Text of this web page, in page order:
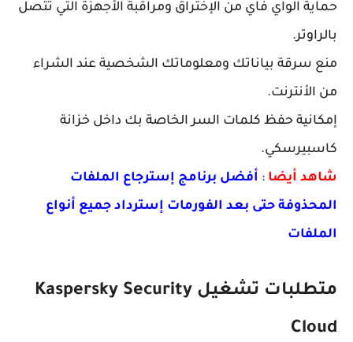
حماية الواي فاي من الإختراق ومراقبة الأجهزة التي تتصل
بالراوتر.
منع سرقة بياناتك ومعلوماتك الشخصية عند الشراء
من الأنترنت.
إمكانية حفظ كلمات السر الخاصة بك داخل خزانة
كاسبيرسكي.
شاهد أيضا : أفضل برنامج إسترجاع الملفات
المحذوفة حتى بعد الفورمات إسترداد جميع أنواع
الملفات
متطلبات تشغيل Kaspersky Security
Cloud